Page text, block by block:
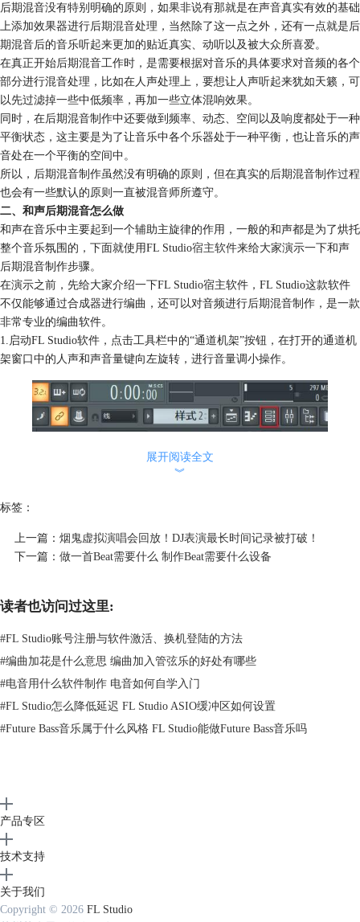
后期混音没有特别明确的原则，如果非说有那就是在声音真实有效的基础
上添加效果器进行后期混音处理，当然除了这一点之外，还有一点就是后
期混音后的音乐听起来更加的贴近真实、动听以及被大众所喜爱。
在真正开始后期混音工作时，是需要根据对音乐的具体要求对音频的各个
部分进行混音处理，比如在人声处理上，要想让人声听起来犹如天籁，可
以先过滤掉一些中低频率，再加一些立体混响效果。
同时，在后期混音制作中还要做到频率、动态、空间以及响度都处于一种
平衡状态，这主要是为了让音乐中各个乐器处于一种平衡，也让音乐的声
音处在一个平衡的空间中。
所以，后期混音制作虽然没有明确的原则，但在真实的后期混音制作过程
也会有一些默认的原则一直被混音师所遵守。
二、和声后期混音怎么做
和声在音乐中主要起到一个辅助主旋律的作用，一般的和声都是为了烘托
整个音乐氛围的，下面就使用FL Studio宿主软件来给大家演示一下和声
后期混音制作步骤。
在演示之前，先给大家介绍一下FL Studio宿主软件，FL Studio这款软件
不仅能够通过合成器进行编曲，还可以对音频进行后期混音制作，是一款
非常专业的编曲软件。
1.启动FL Studio软件，点击工具栏中的“通道机架”按钮，在打开的通道机
架窗口中的人声和声音量键向左旋转，进行音量调小操作。
图1：通道机架窗口
展开阅读全文
︾
标签：
上一篇： 烟鬼虚拟演唱会回放！DJ表演最长时间记录被打破！
下一篇： 做一首Beat需要什么 制作Beat需要什么设备
读者也访问过这里:
#FL Studio账号注册与软件激活、换机登陆的方法
#编曲加花是什么意思 编曲加入管弦乐的好处有哪些
#电音用什么软件制作 电音如何自学入门
#FL Studio怎么降低延迟 FL Studio ASIO缓冲区如何设置
#Future Bass音乐属于什么风格 FL Studio能做Future Bass音乐吗
产品专区
技术支持
关于我们
Copyright © 2026 FL Studio